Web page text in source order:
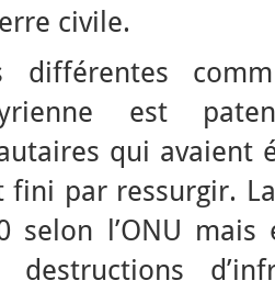
civile.
est
qui avaient
fini par ressurgir.
selon l’ONU